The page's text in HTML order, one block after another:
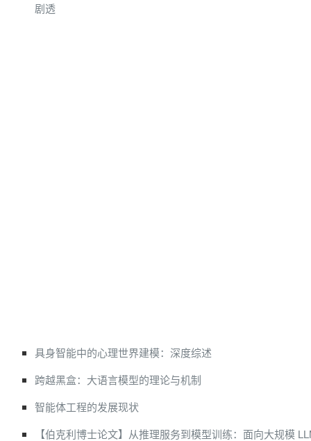
剧透
具身智能中的心理世界建模：深度综述
跨越黑盒：大语言模型的理论与机制
智能体工程的发展现状
【伯克利博士论文】从推理服务到模型训练：面向大规模